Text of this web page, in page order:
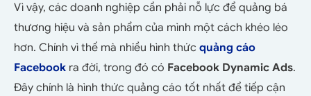
Vì vậy, các doanh nghiệp cần phải nỗ lực để quảng bá
thương hiệu và sản phẩm của mình một cách khéo léo
hơn. Chính vì thế mà nhiều hình thức quảng cáo
Facebook ra đời, trong đó có Facebook Dynamic Ads.
Đây chính là hình thức quảng cáo tốt nhất để tiếp cận